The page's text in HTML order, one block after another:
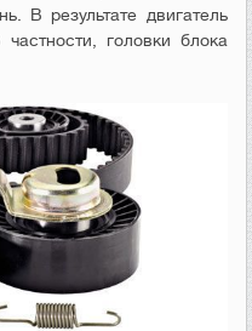
В результате двигатель
головки блока